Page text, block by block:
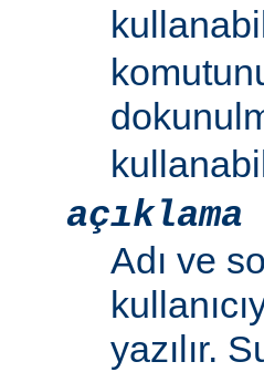
açıklama
Adı ve
yazılır.